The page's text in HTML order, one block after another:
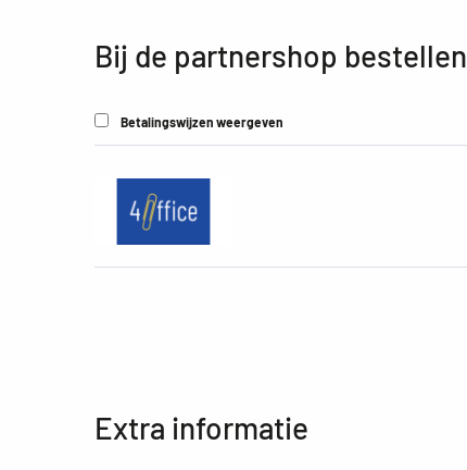
Bij de partnershop bestellen
Betalingswijzen weergeven
Extra informatie